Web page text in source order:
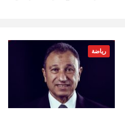
رياضة